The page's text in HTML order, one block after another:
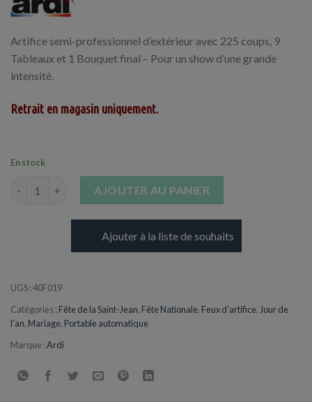
Artifice semi-professionnel d’extérieur avec 225 coups, 9
Tableaux et 1 Bouquet final – Pour un show d’une grande
intensité.
Retrait en magasin uniquement.
En stock
quantité de Feu d'artifice EasyShot Plein La Vue - 5 minutes
AJOUTER AU PANIER
Ajouter à la liste de souhaits
UGS :40F019
Catégories : Fête de la Saint-Jean, Fête Nationale, Feux d'artifice,Jour de
l'an, Mariage, Portable automatique
Marque :Ardi